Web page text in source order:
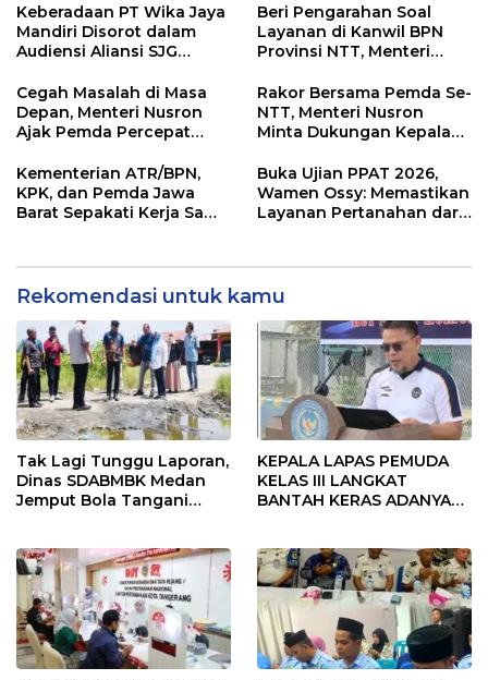
Keberadaan PT Wika Jaya
Mandiri Disorot dalam
Audiensi Aliansi SJG
Beri Pengarahan Soal
Layanan di Kanwil BPN
Provinsi NTT, Menteri
Pandang Masyarakat
Cegah Masalah di Masa
Depan, Menteri Nusron
Ajak Pemda Percepat
Ibadah di NTT
Rakor Bersama Pemda Se-
NTT, Menteri Nusron
Minta Dukungan Kepala
Transformasi Layanan
Pertanahan
Kementerian ATR/BPN,
KPK, dan Pemda Jawa
Barat Sepakati Kerja Sama
Ekonomi Daerah
Buka Ujian PPAT 2026,
Wamen Ossy: Memastikan
Layanan Pertanahan dari
Berintegritas
Rekomendasi untuk kamu
Tak Lagi Tunggu Laporan,
Dinas SDABMBK Medan
Jemput Bola Tangani
KEPALA LAPAS PEMUDA
KELAS III LANGKAT
BANTAH KERAS ADANYA
TENTANG SINDIKAT
PENIPU PENJUALAN EMAS